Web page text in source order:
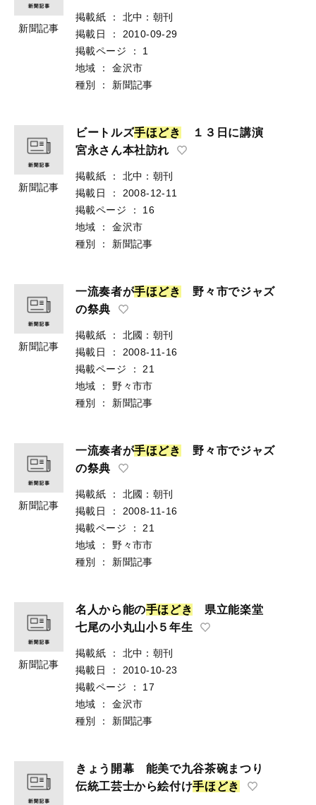
新聞記事
掲載紙 ：
北中：朝刊
掲載日
：
2010-09-29
掲載ページ
：
1
地域
：
金沢市
種別
： 新聞記事
新聞記事
ビートルズ手ほどき
１３日に講演
宮永さん本社訪れ
掲載紙 ：
北中：朝刊
掲載日
：
2008-12-11
掲載ページ
：
16
地域
：
金沢市
種別
： 新聞記事
新聞記事
一流奏者が手ほどき
野々市でジャズ
の祭典
掲載紙 ：
北國：朝刊
掲載日
：
2008-11-16
掲載ページ
：
21
地域
：
野々市市
種別
： 新聞記事
新聞記事
一流奏者が手ほどき
野々市でジャズ
の祭典
掲載紙 ：
北國：朝刊
掲載日
：
2008-11-16
掲載ページ
：
21
地域
：
野々市市
種別
： 新聞記事
新聞記事
名人から能の手ほ どき
県立能楽堂
七尾の小丸山小５年生
掲載紙 ：
北中：朝刊
掲載日
：
2010-10-23
掲載ページ
：
17
地域
：
金沢市
種別
： 新聞記事
きょう開幕 能美で九谷茶碗まつり
伝統工芸士から絵付け手ほ どき